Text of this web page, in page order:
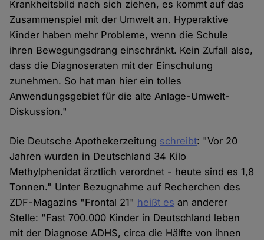
Krankheitsbild nach sich ziehen, es kommt auf das
Zusammenspiel mit der Umwelt an. Hyperaktive
Kinder haben mehr Probleme, wenn die Schule
ihren Bewegungsdrang einschränkt. Kein Zufall also,
dass die Diagnoseraten mit der Einschulung
zunehmen. So hat man hier ein tolles
Anwendungsgebiet für die alte Anlage-Umwelt-
Diskussion."
Die Deutsche Apothekerzeitung schreibt: "Vor 20
Jahren wurden in Deutschland 34 Kilo
Methylphenidat ärztlich verordnet - heute sind es 1,8
Tonnen." Unter Bezugnahme auf Recherchen des
ZDF-Magazins "Frontal 21" heißt es an anderer
Stelle: "Fast 700.000 Kinder in Deutschland leben
mit der Diagnose ADHS, circa die Hälfte von ihnen